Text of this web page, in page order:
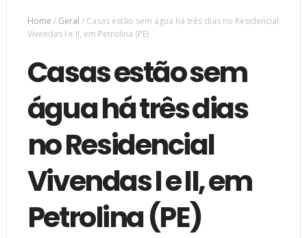
Home / Geral / Casas estão sem água há três dias no Residencial
Vivendas I e II, em Petrolina (PE)
Casas estão sem
água há três dias
no Residencial
Vivendas I e II, em
Petrolina (PE)